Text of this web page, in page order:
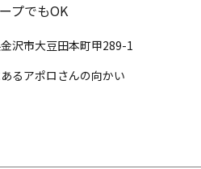
プでもOK
沢市大豆田本町甲289-1
るアポロさんの向かい